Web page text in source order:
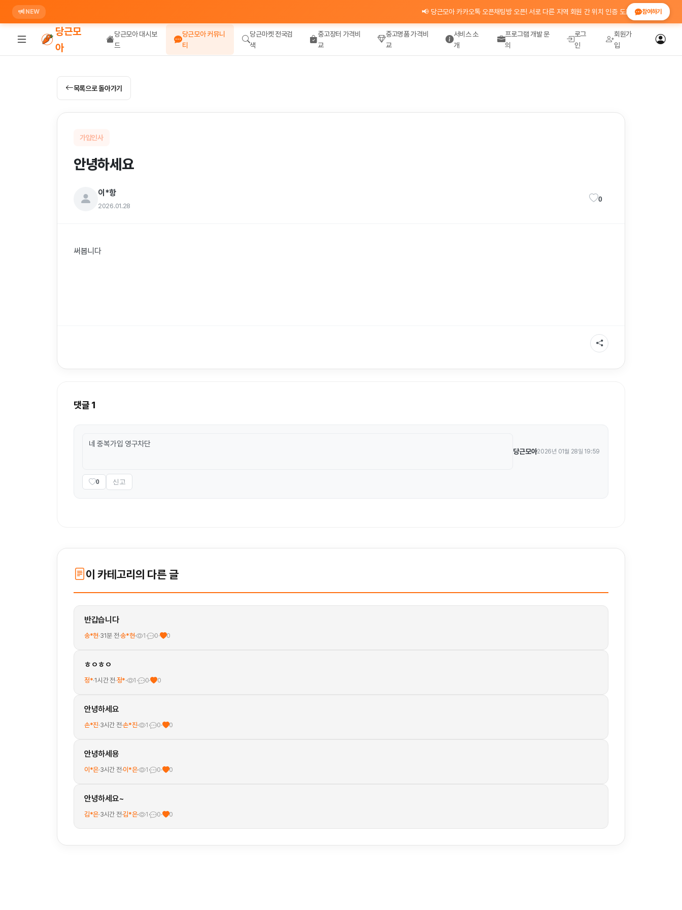
NEW 📢 당근모아 카카오톡 오픈채팅방 오픈! 서로 다른 지역 회원 간 위치 인증 도움 · 정보 공유 💬 참여코드
참여하기
당근모
아
당근모아 대시보
드
당근모아 커뮤니
티
당근마켓 전국검
색
중고장터 가격비
교
중고명품 가격비
교
서비스 소
개
프로그램 개발 문
의
로그
인
회원가
입
목록으로 돌아가기
가입인사
안녕하세요
이*항
2026.01.28
0
써봅니다
댓글 1
네 중복가입 영구차단
당근모아2026년 01월 28일 19:59
0 신고
이 카테고리의 다른 글
반갑습니다
송*현·31분 전·송*현· 1 · 0· 0
ㅎㅇㅎㅇ
정*·1시간 전·정*· 1 · 0· 0
안녕하세요
손*진·3시간 전·손*진· 1 · 0· 0
안녕하세용
이*은·3시간 전·이*은· 1 · 0· 0
안녕하세요~
김*은·3시간 전·김*은· 1 · 0· 0